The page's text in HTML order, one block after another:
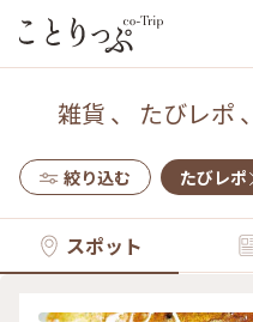
雑貨 、 たびレポ 、
絞り込む たびレポ
スポット